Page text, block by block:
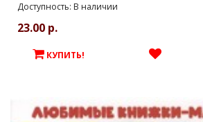
Доступность: В наличии
23.00 р.
КУПИТЬ!